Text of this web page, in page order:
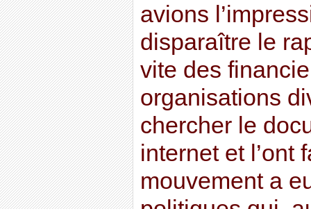
avions
disparaître le
vite des
organisations
chercher le
internet et l’ont
mouvement a